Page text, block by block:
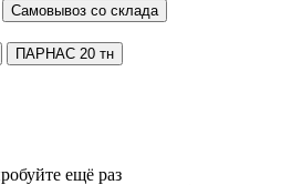
Самовывоз со склада
ПАРНАС 20 тн
ещё раз